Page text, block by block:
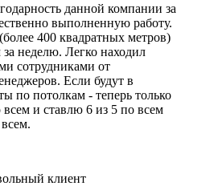
данной компании за
выполненную работу.
400 квадратных метров)
неделю. Легко находил
сотрудниками от
Если будут в
по потолкам - теперь только
и ставлю 6 из 5 по всем
клиент